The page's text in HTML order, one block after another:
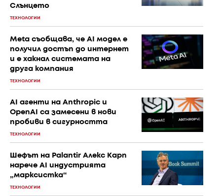
Слънцето
ТЕХНОЛОГИИ
Meta съобщава, че AI модел е
получил достъп до интернет
и е хакнал системата на
друга компания
ТЕХНОЛОГИИ
AI агенти на Anthropic и
OpenAI са замесени в нови
пробиви в сигурността
ТЕХНОЛОГИИ
Шефът на Palantir Алекс Карп
нарече AI индустрията
„марксистка“
ТЕХНОЛОГИИ